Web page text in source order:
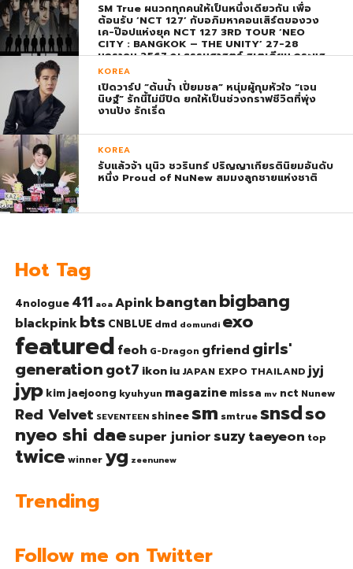
SM True ผนวกทุกคนให้เป็นหนึ่งเดียวกัน เพื่อ
ต้อนรับ ‘NCT 127’ กับอภิมหาคอนเสิร์ตของวง
เค-ป๊อปแห่งยุค NCT 127 3RD TOUR ‘NEO
CITY : BANGKOK – THE UNITY’ 27-28
มกราคม 2567 ณ ธรรมศาสตร์ สเตเดียม กระแส
ตอบรับยิ่งใหญ่สมการรอคอย บัตร SOLD OUT
ทุกที่นั่งทันทีที่เปิดจำหน่าย !
KOREA
เปิดวาร์ป “ต้นน้ำ เปี่ยมชล” หนุ่มผู้กุมหัวใจ “เจน
นิษฐ์” รักนี้ไม่มีปิด ยกให้เป็นช่วงกราฟชีวิตที่พุ่ง
งานปัง รักเริ่ด
KOREA
รับแล้วจ้า นุนิว ชวรินทร์ ปริญญาเกียรตินิยมอันดับ
หนึ่ง Proud of NuNew สมมงลูกชายแห่งชาติ
Hot Tag
4nologue 411 aoa Apinkbangtanbigbang
blackpinkbts CNBLUE dmd domundi exo
featured feoh G-Dragon gfriend girls'
generationgot7 ikoniu JAPAN EXPO THAILAND jyj
jyp kim jaejoong kyuhyun magazine missa mv nct Nunew
Red Velvet SEVENTEEN shinee sm smtrue snsdso
nyeo shi daesuper junior suzytaeyeon top
twice winner yg zeenunew
Trending
Follow me on Twitter